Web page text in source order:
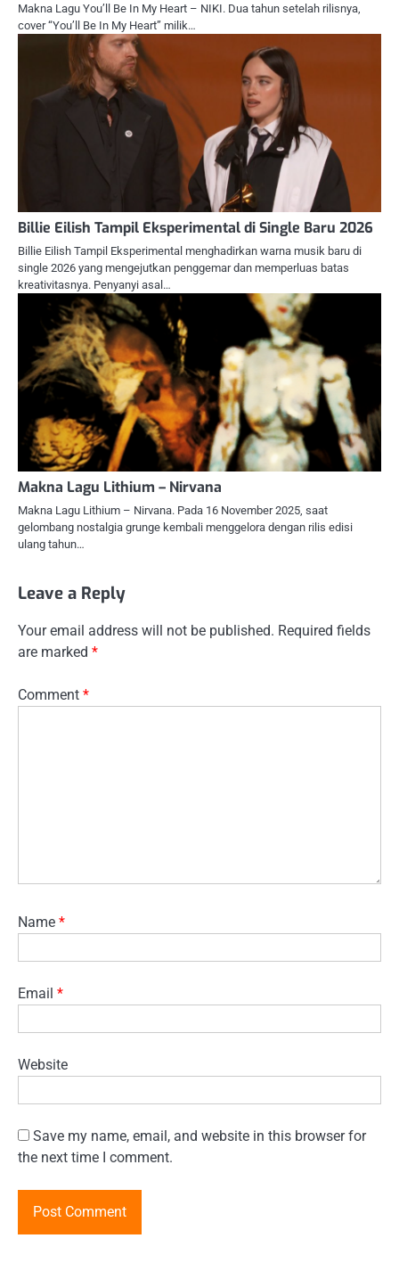
Makna Lagu You’ll Be In My Heart – NIKI. Dua tahun setelah rilisnya,
cover “You’ll Be In My Heart” milik…
Billie Eilish Tampil Eksperimental di Single Baru 2026
Billie Eilish Tampil Eksperimental menghadirkan warna musik baru di
single 2026 yang mengejutkan penggemar dan memperluas batas
kreativitasnya. Penyanyi asal…
Makna Lagu Lithium – Nirvana
Makna Lagu Lithium – Nirvana. Pada 16 November 2025, saat
gelombang nostalgia grunge kembali menggelora dengan rilis edisi
ulang tahun…
Leave a Reply
Your email address will not be published. Required fields
are marked *
Comment *
Name *
Email *
Website
Save my name, email, and website in this browser for
the next time I comment.